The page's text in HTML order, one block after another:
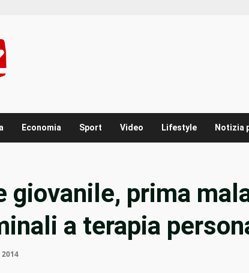
Economia Sport Video Lifestyle Notizia
giovanile, prima
a terapia